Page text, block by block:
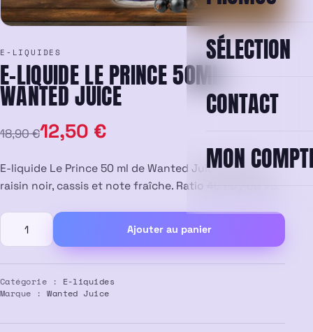
SÉLECTION
CONTACT
MON
E-LIQUIDES
E-LIQUIDE LE PRINCE 50ML –
WANTED JUICE
18,90€
Le
prix
initial
était :
18,90 €.
12,50 €
Le
prix
actuel
est :
12,50 €.
E-liquide Le Prince 50 ml de Wanted Juice. Saveurs
raisin noir, cassis et note fraîche. Ratio 40 PG / 60 VG.
quantité
E-
Liquide
Le
Prince
–
Ajouter au panier
Catégorie : E-liquides
Marque :Wanted Juice